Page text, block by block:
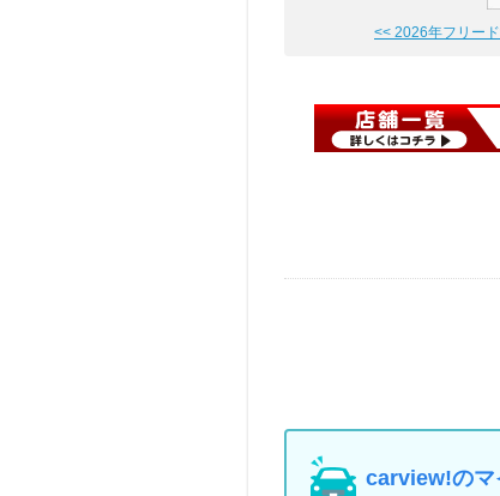
<< 2026年フリー
carview!のマ